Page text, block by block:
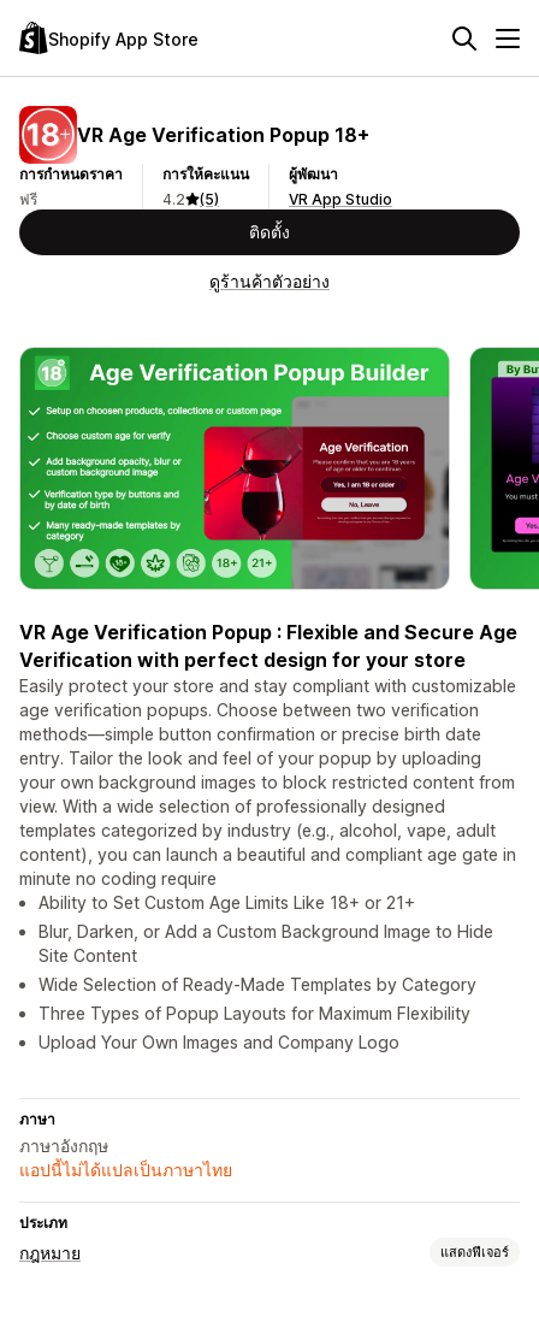
Shopify App Store
VR Age Verification Popup 18+
การกำหนดราคา
ฟรี
การให้คะแนน
4.2
(5)
ผู้พัฒนา
VR App Studio
ติดตั้ง
ดูร้านค้าตัวอย่าง
VR Age Verification Popup : Flexible and Secure Age
Verification with perfect design for your store
Easily protect your store and stay compliant with customizable
age verification popups. Choose between two verification
methods—simple button confirmation or precise birth date
entry. Tailor the look and feel of your popup by uploading
your own background images to block restricted content from
view. With a wide selection of professionally designed
templates categorized by industry (e.g., alcohol, vape, adult
content), you can launch a beautiful and compliant age gate in
minute no coding require
Ability to Set Custom Age Limits Like 18+ or 21+
Blur, Darken, or Add a Custom Background Image to Hide
Site Content
Wide Selection of Ready-Made Templates by Category
Three Types of Popup Layouts for Maximum Flexibility
Upload Your Own Images and Company Logo
ภาษา
ภาษาอังกฤษ
แอปนี้ไม่ได้แปลเป็นภาษาไทย
ประเภท
กฎหมาย แสดงฟีเจอร์